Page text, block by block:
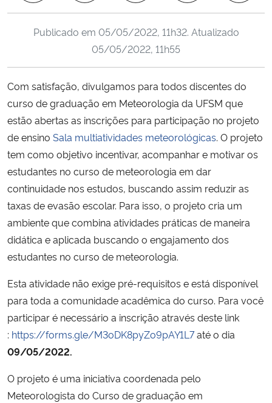
Ministério da Ciência, Tecnologia, Inovações e Comunicações
Ministério do Meio Ambiente
Ministério do Turismo
Ministério do Desenvolvimento Regional
Controladoria-Geral da União
Secretaria-Geral
Secretaria de Governo
Advocacia-Geral da União
Publicado em 05/05/2022, 11h32. Atualizado
05/05/2022, 11h55
Com satisfação, divulgamos para todos discentes do
curso de graduação em Meteorologia da UFSM que
estão abertas as inscrições para participação no projeto
de ensino Sala multiatividades meteorológicas. O projeto
tem como objetivo incentivar, acompanhar e motivar os
estudantes no curso de meteorologia em dar
continuidade nos estudos, buscando assim reduzir as
taxas de evasão escolar. Para isso, o projeto cria um
ambiente que combina atividades práticas de maneira
didática e aplicada buscando o engajamento dos
estudantes no curso de meteorologia.
Esta atividade não exige pré-requisitos e está disponível
para toda a comunidade acadêmica do curso. Para você
participar é necessário a inscrição através deste link
: https://forms.gle/M3oDK8pyZo9pAY1L7até o dia
09/05/2022.
O projeto é uma iniciativa coordenada pelo
Meteorologista do Curso de graduação em